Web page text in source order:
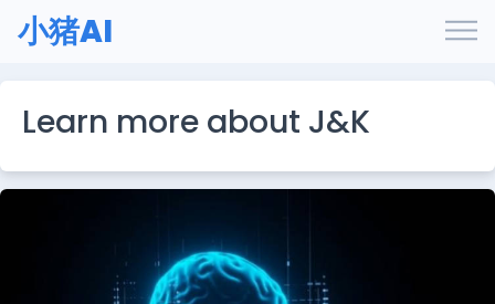
小猪AI
Learn more about J&K